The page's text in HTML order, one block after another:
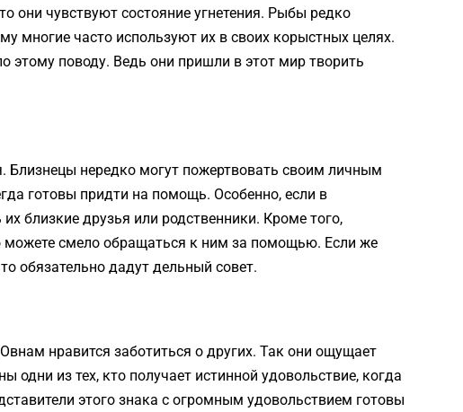
чувствуют состояние угнетения. Рыбы редко
многие часто используют их в своих корыстных целях.
поводу. Ведь они пришли в этот мир творить
Близнецы нередко могут пожертвовать своим личным
готовы придти на помощь. Особенно, если в
близкие друзья или родственники. Кроме того,
можете смело обращаться к ним за помощью. Если же
обязательно дадут дельный совет.
нравится заботиться о других. Так они ощущает
из тех, кто получает истинной удовольствие, когда
этого знака с огромным удовольствием готовы